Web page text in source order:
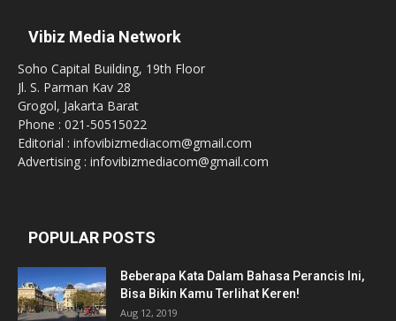
Vibiz Media Network
Soho Capital Building, 19th Floor
Jl. S. Parman Kav 28
Grogol, Jakarta Barat
Phone : 021-50515022
Editorial : infovibizmediacom@gmail.com
Advertising : infovibizmediacom@gmail.com
POPULAR POSTS
Beberapa Kata Dalam Bahasa Perancis Ini,
Bisa Bikin Kamu Terlihat Keren!
Aug 12, 2019